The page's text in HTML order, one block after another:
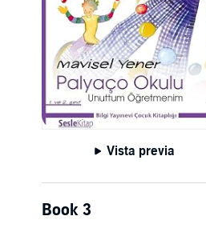
Vista previa
Book 3